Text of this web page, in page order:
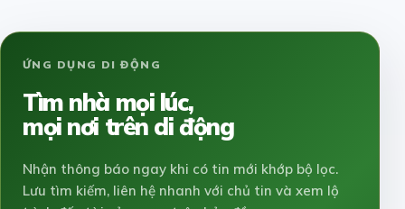
ỨNG DỤNG DI ĐỘNG
Tìm nhà mọi lúc,
mọi nơi trên di động
Nhận thông báo ngay khi có tin mới khớp bộ lọc.
Lưu tìm kiếm, liên hệ nhanh với chủ tin và xem lộ